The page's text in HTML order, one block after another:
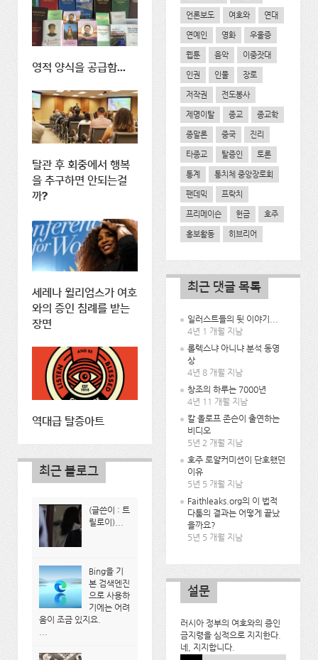
영적 양식을 공급함...
탈관 후 회중에서 행복
을 추구하면 안되는걸
까?
세레나 윌리엄스가 여호
와의 증인 침례를 받는
장면
역대급 탈증아트
언론보도 여호와 연대
연예인 영화 우울증
웹툰 음악 이중잣대
인권 인물 장로
저작권 전도봉사
제명이탈 종교 종교학
종말론 중국 진리
타종교 탈증인 토론
통계 통치체 중앙장로회
팬데믹 프락치
프리메이슨 헌금 호주
홍보활동 히브리어
최근 댓글 목록
일러스트들의 뒷 이야기...
4년 1 개월 지남
롤렉스냐 아니냐 분석 동영
상
4년 8 개월 지남
창조의 하루는 7000년
4년 11 개월 지남
칼 올로프 존슨이 출연하는
비디오
5년 2 개월 지남
호주 로얄커미션이 단호했던
이유
5년 5 개월 지남
Faithleaks.org의 이 법적
다툼의 결과는 어떻게 끝났
을까요?
5년 5 개월 지남
최근 블로그
(글쓴이 : 트
릴로이)...
Bing을 기
본 검색엔진
으로 사용하
기에는 어려
움이 조금 있지요.
설문
러시아 정부의 여호와의 증인
금지령을 심적으로 지지한다.
네, 지지합니다.